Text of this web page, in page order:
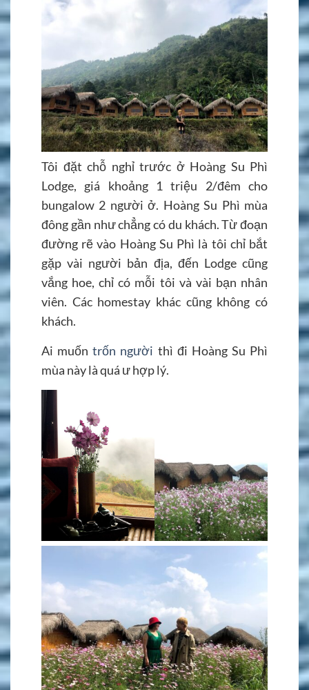
Tôi đặt chỗ nghỉ trước ở Hoàng Su Phì
Lodge, giá khoảng 1 triệu 2/đêm cho
bungalow 2 người ở. Hoàng Su Phì mùa
đông gần như chẳng có du khách. Từ đoạn
đường rẽ vào Hoàng Su Phì là tôi chỉ bắt
gặp vài người bản địa, đến Lodge cũng
vắng hoe, chỉ có mỗi tôi và vài bạn nhân
viên. Các homestay khác cũng không có
khách.
Ai muốntrốn người thì đi Hoàng Su Phì
mùa này là quá ư hợp lý.